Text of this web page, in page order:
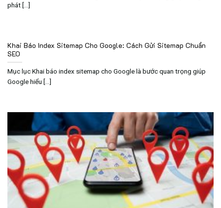
phát [...]
Khai Báo Index Sitemap Cho Google: Cách Gửi Sitemap Chuẩn
SEO
Mục lục Khai báo index sitemap cho Google là bước quan trọng giúp
Google hiểu [...]